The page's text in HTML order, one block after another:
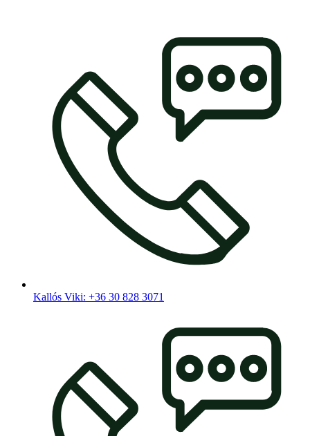
Kallós Viki: +36 30 828 3071